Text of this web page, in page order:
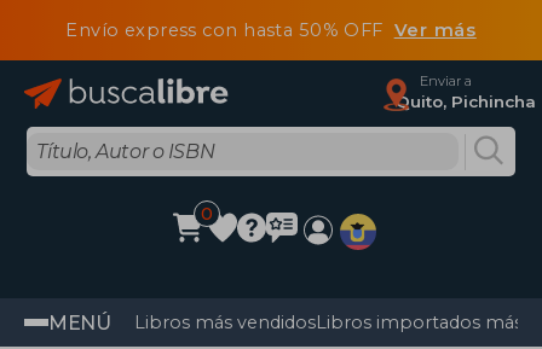
Envío express con hasta 50% OFF Ver más
Enviar a
Quito, Pichincha
0
MENÚ Libros más vendidosLibros importados más